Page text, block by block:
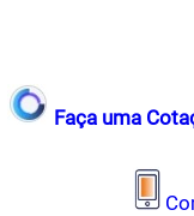
Faça uma